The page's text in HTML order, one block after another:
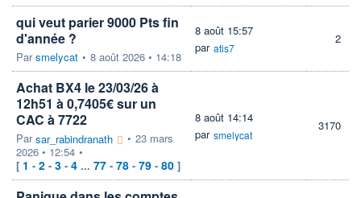
qui veut parier 9000 Pts fin
d'année ?
Parsmelycat • 8 août 2026 • 14:18
8 août 15:57
par atis7
2
Achat BX4 le 23/03/26 à
12h51 à 0,7405€ sur un
CAC à 7722
Parsar_rabindranath • 23 mars
2026 • 12:54 •
[ 1 - 2 - 3 - 4 ... 77 - 78 - 79 - 80 ]
8 août 14:14
par smelycat
3170